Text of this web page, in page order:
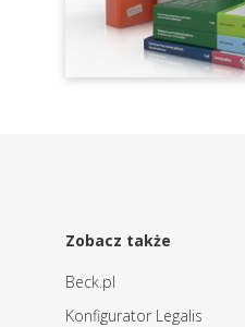
Zobacz także
Beck.pl
Konfigurator Legalis